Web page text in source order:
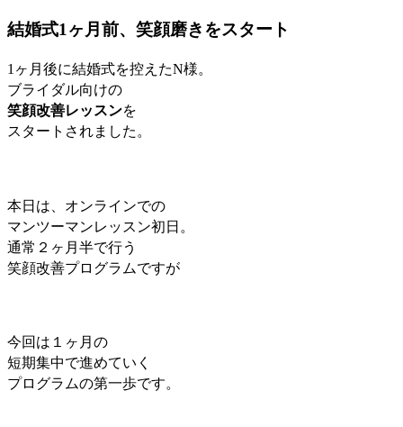
結婚式1ヶ月前、笑顔磨きをスタート
1ヶ月後に結婚式を控えたN様。
ブライダル向けの
笑顔改善レッスンを
スタートされました。
本日は、オンラインでの
マンツーマンレッスン初日。
通常２ヶ月半で行う
笑顔改善プログラムですが
今回は１ヶ月の
短期集中で進めていく
プログラムの第一歩です。